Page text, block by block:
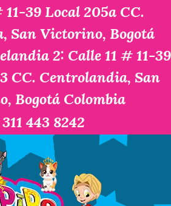
11-39 Local 205a CC.
San Victorino, Bogotá
2: Calle 11 # 11-39
CC. Centrolandia, San
Bogotá Colombia
443 8242